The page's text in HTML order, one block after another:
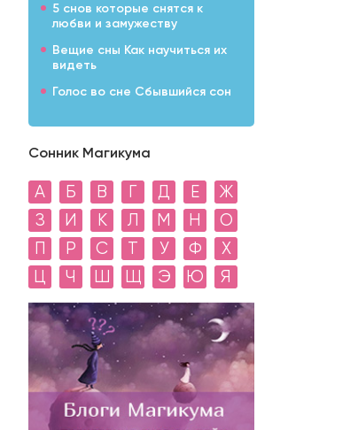
5 снов которые снятся к
любви и замужеству
Вещие сны Как научиться их
видеть
Голос во сне Сбывшийся сон
Сонник Магикума
А Б В Г Д Е
Ж
З
И К Л М Н
О
П
Р С Т У Ф
Х
Ц
Ч Ш Щ Э Ю Я